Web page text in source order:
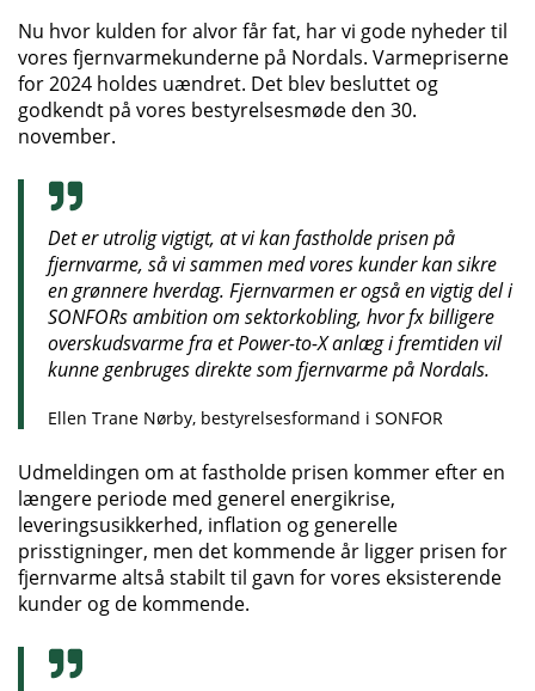
Nu hvor kulden for alvor får fat, har vi gode nyheder til
vores fjernvarmekunderne på Nordals. Varmepriserne
for 2024 holdes uændret. Det blev besluttet og
godkendt på vores bestyrelsesmøde den 30.
november.
Det er utrolig vigtigt, at vi kan fastholde prisen på
fjernvarme, så vi sammen med vores kunder kan sikre
en grønnere hverdag. Fjernvarmen er også en vigtig del i
SONFORs ambition om sektorkobling, hvor fx billigere
overskudsvarme fra et Power-to-X anlæg i fremtiden vil
kunne genbruges direkte som fjernvarme på Nordals.
Ellen Trane Nørby, bestyrelsesformand i SONFOR
Udmeldingen om at fastholde prisen kommer efter en
længere periode med generel energikrise,
leveringsusikkerhed, inflation og generelle
prisstigninger, men det kommende år ligger prisen for
fjernvarme altså stabilt til gavn for vores eksisterende
kunder og de kommende.